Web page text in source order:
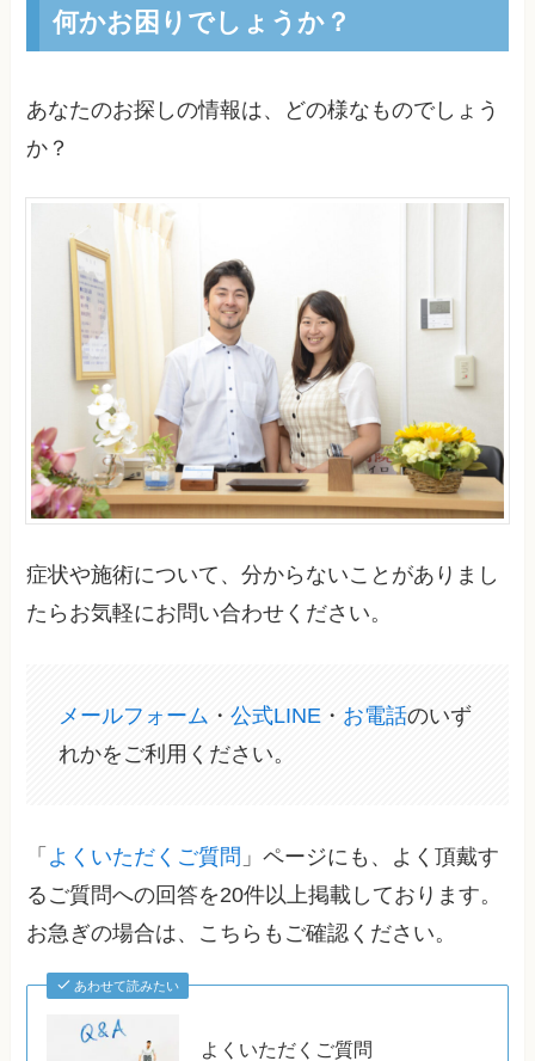
何かお困りでしょうか？
あなたのお探しの情報は、どの様なものでしょう
か？
症状や施術について、分からないことがありまし
たらお気軽にお問い合わせください。
メールフォーム ・公式LINE ・ お電話のいず
れかをご利用ください。
「 よくいただくご質問 」ページにも、よく頂戴す
るご質問への回答を20件以上掲載しております。
お急ぎの場合は、こちらもご確認ください。
あわせて読みたい
よくいただくご質問